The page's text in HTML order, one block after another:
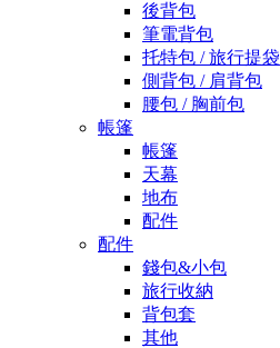
後背包
筆電背包
托特包 / 旅行提袋
側背包 / 肩背包
腰包 / 胸前包
帳篷
帳篷
天幕
地布
配件
配件
錢包&小包
旅行收納
背包套
其他